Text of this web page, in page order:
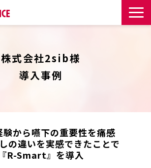
株式会社2sib様
導入事例
験から嚥下の重要性を痛感
の違いを実感できたことで
『R-Smart』を導入